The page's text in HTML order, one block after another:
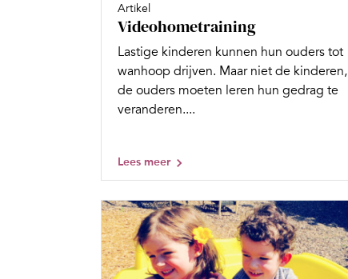
Artikel
Videohometraining
Lastige kinderen kunnen hun ouders tot
wanhoop drijven. Maar niet de kinderen,
de ouders moeten leren hun gedrag te
veranderen....
Lees meer